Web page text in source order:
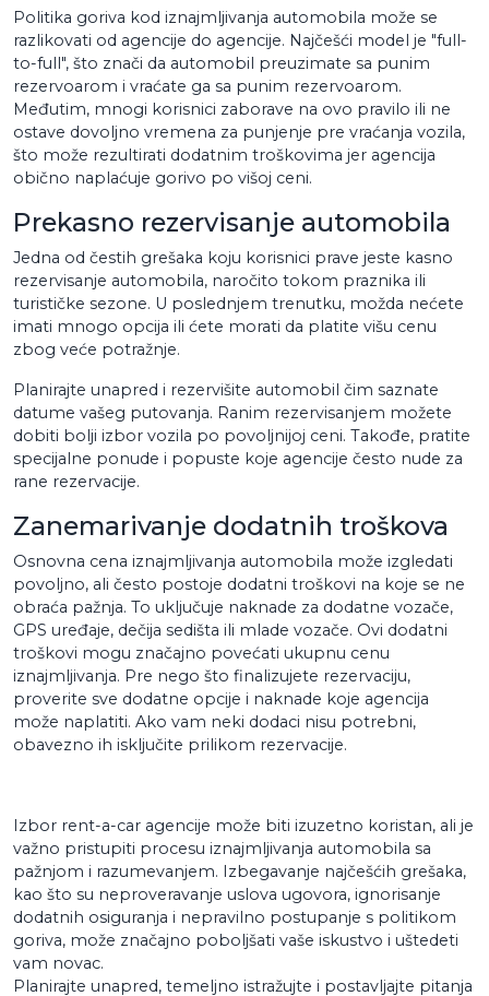
Politika goriva kod iznajmljivanja automobila može se
razlikovati od agencije do agencije. Najčešći model je "full-
to-full", što znači da automobil preuzimate sa punim
rezervoarom i vraćate ga sa punim rezervoarom.
Međutim, mnogi korisnici zaborave na ovo pravilo ili ne
ostave dovoljno vremena za punjenje pre vraćanja vozila,
što može rezultirati dodatnim troškovima jer agencija
obično naplaćuje gorivo po višoj ceni.
Prekasno rezervisanje automobila
Jedna od čestih grešaka koju korisnici prave jeste kasno
rezervisanje automobila, naročito tokom praznika ili
turističke sezone. U poslednjem trenutku, možda nećete
imati mnogo opcija ili ćete morati da platite višu cenu
zbog veće potražnje.
Planirajte unapred i rezervišite automobil čim saznate
datume vašeg putovanja. Ranim rezervisanjem možete
dobiti bolji izbor vozila po povoljnijoj ceni. Takođe, pratite
specijalne ponude i popuste koje agencije često nude za
rane rezervacije.
Zanemarivanje dodatnih troškova
Osnovna cena iznajmljivanja automobila može izgledati
povoljno, ali često postoje dodatni troškovi na koje se ne
obraća pažnja. To uključuje naknade za dodatne vozače,
GPS uređaje, dečija sedišta ili mlade vozače. Ovi dodatni
troškovi mogu značajno povećati ukupnu cenu
iznajmljivanja. Pre nego što finalizujete rezervaciju,
proverite sve dodatne opcije i naknade koje agencija
može naplatiti. Ako vam neki dodaci nisu potrebni,
obavezno ih isključite prilikom rezervacije.
Izbor rent-a-car agencije može biti izuzetno koristan, ali je
važno pristupiti procesu iznajmljivanja automobila sa
pažnjom i razumevanjem. Izbegavanje najčešćih grešaka,
kao što su neproveravanje uslova ugovora, ignorisanje
dodatnih osiguranja i nepravilno postupanje s politikom
goriva, može značajno poboljšati vaše iskustvo i uštedeti
vam novac.
Planirajte unapred, temeljno istražujte i postavljajte pitanja